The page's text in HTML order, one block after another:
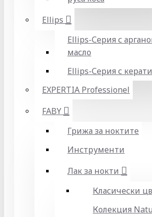
Ellips
Ellips-Серия с
масло
Ellips-Серия с
EXPERTIA Professionel
FABY
Грижа за ноктите
Инструменти
Лак за нокти
Класически
Колекция